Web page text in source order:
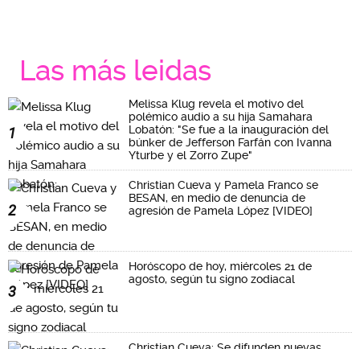
Las más leidas
1
Melissa Klug revela el motivo del
polémico audio a su hija Samahara
Lobatón: "Se fue a la inauguración del
búnker de Jefferson Farfán con Ivanna
Yturbe y el Zorro Zupe"
2
Christian Cueva y Pamela Franco se
BESAN, en medio de denuncia de
agresión de Pamela López [VIDEO]
3
Horóscopo de hoy, miércoles 21 de
agosto, según tu signo zodiacal